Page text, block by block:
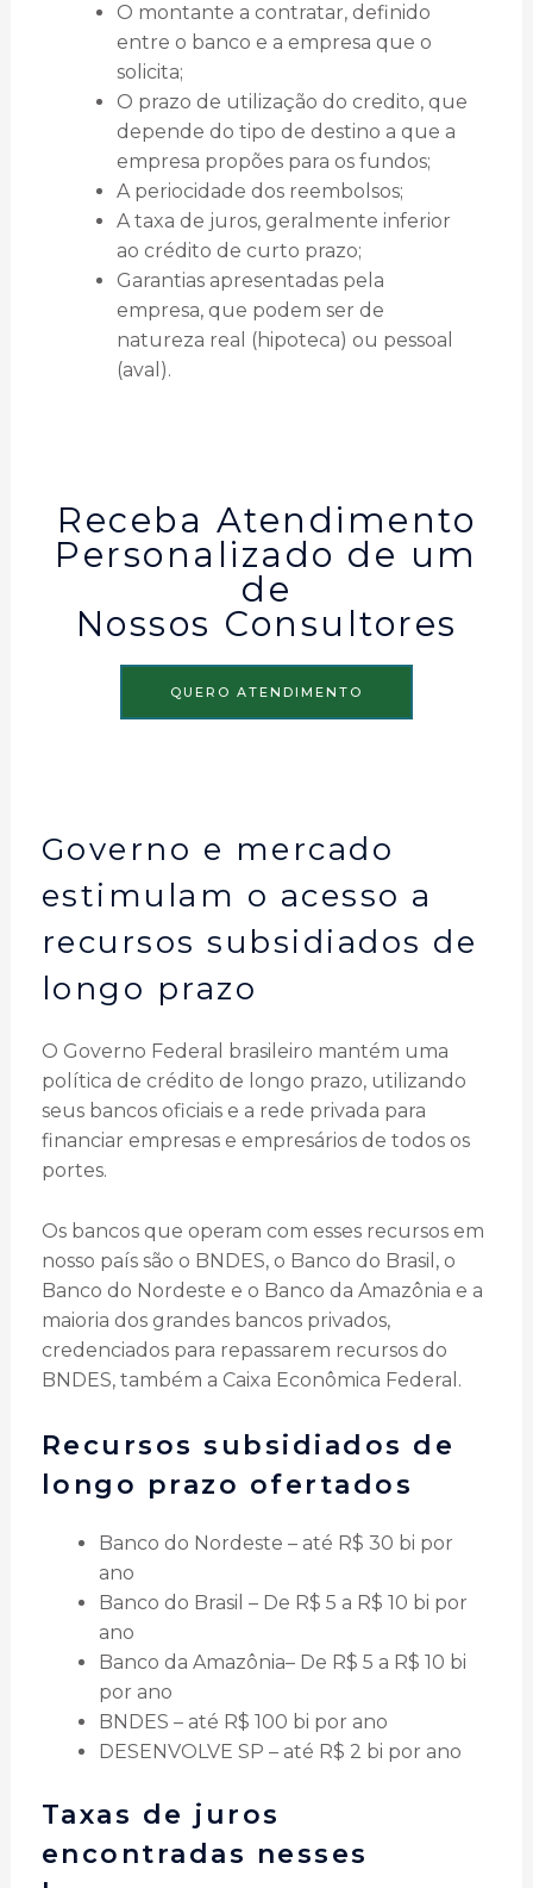
O montante a contratar, definido
entre o banco e a empresa que o
solicita;
O prazo de utilização do credito, que
depende do tipo de destino a que a
empresa propões para os fundos;
A periocidade dos reembolsos;
A taxa de juros, geralmente inferior
ao crédito de curto prazo;
Garantias apresentadas pela
empresa, que podem ser de
natureza real (hipoteca) ou pessoal
(aval).
Receba Atendimento
Personalizado de um
de
Nossos Consultores
QUERO ATENDIMENTO
Governo e mercado
estimulam o acesso a
recursos subsidiados de
longo prazo
O Governo Federal brasileiro mantém uma
política de crédito de longo prazo, utilizando
seus bancos oficiais e a rede privada para
financiar empresas e empresários de todos os
portes.
Os bancos que operam com esses recursos em
nosso país são o BNDES, o Banco do Brasil, o
Banco do Nordeste e o Banco da Amazônia e a
maioria dos grandes bancos privados,
credenciados para repassarem recursos do
BNDES, também a Caixa Econômica Federal.
Recursos subsidiados de
longo prazo ofertados
Banco do Nordeste – até R$ 30 bi por
ano
Banco do Brasil – De R$ 5 a R$ 10 bi por
ano
Banco da Amazônia– De R$ 5 a R$ 10 bi
por ano
BNDES – até R$ 100 bi por ano
DESENVOLVE SP – até R$ 2 bi por ano
Taxas de juros
encontradas nesses